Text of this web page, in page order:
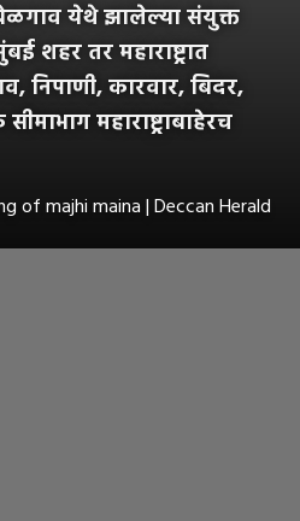
येथे झालेल्या संयुक्त
शहर तर महाराष्ट्रात
निपाणी, कारवार, बिदर,
महाराष्ट्राबाहेरच
of majhi maina | Deccan Herald